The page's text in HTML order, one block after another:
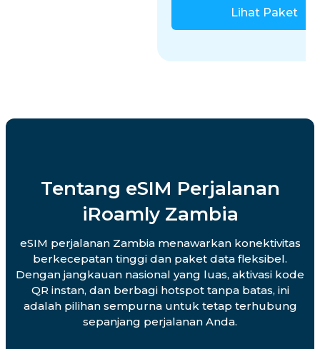
Lihat Paket
Tentang eSIM Perjalanan
iRoamly Zambia
eSIM perjalanan Zambia menawarkan konektivitas
berkecepatan tinggi dan paket data fleksibel.
Dengan jangkauan nasional yang luas, aktivasi kode
QR instan, dan berbagi hotspot tanpa batas, ini
adalah pilihan sempurna untuk tetap terhubung
sepanjang perjalanan Anda.